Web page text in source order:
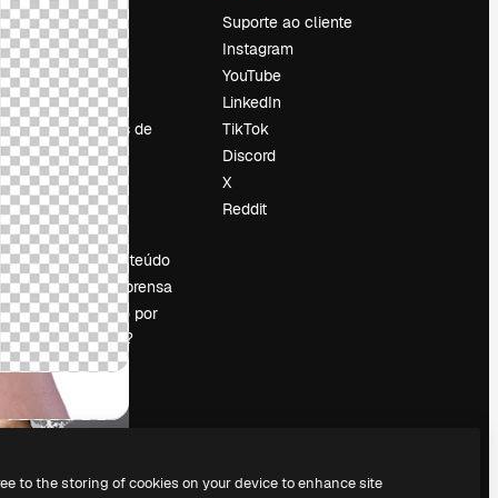
Preços
Sobre nós
Reviews
Emprego
Tendências de
pesquisa
Blog
Eventos
Slidesgo
Vender conteúdo
Sala de imprensa
Procurando por
magnific.ai?
Suporte ao cliente
Instagram
YouTube
LinkedIn
TikTok
Discord
X
Reddit
to the storing of cookies on your device to enhance site